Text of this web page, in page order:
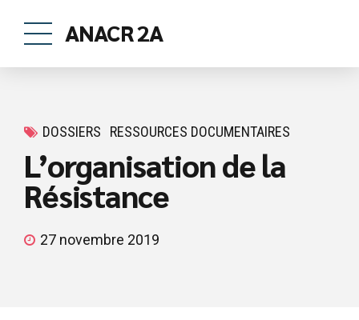
ANACR 2A
DOSSIERS RESSOURCES DOCUMENTAIRES
L’organisation de la
Résistance
27 novembre 2019